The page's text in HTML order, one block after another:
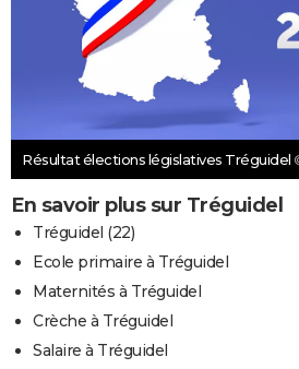
Résultat élections législatives Tréguidel
En savoir plus sur Tréguidel
Tréguidel (22)
Ecole primaire à Tréguidel
Maternités à Tréguidel
Crèche à Tréguidel
Salaire à Tréguidel